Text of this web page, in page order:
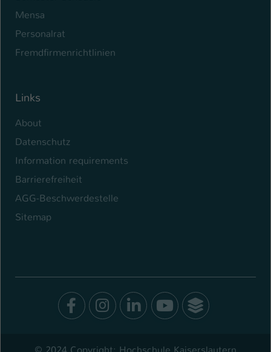
Mensa
Personalrat
Fremdfirmenrichtlinien
Links
About
Datenschutz
Information requirements
Barrierefreiheit
AGG-Beschwerdestelle
Sitemap
Facebook
Instagram
LinkedIn
Youtube